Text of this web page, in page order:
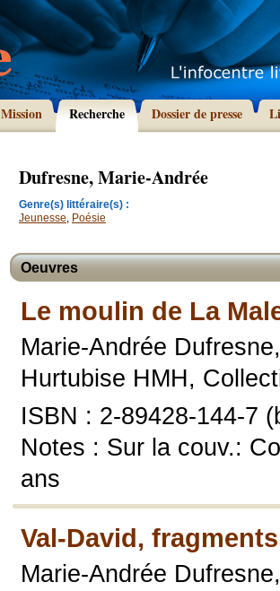
Mission Recherche Dossier de presse
Dufresne, Marie-Andrée
Genre(s) littéraire(s) :
Jeunesse, Poésie
Oeuvres
Le moulin de La
Marie-Andrée
Hurtubise HMH,
ISBN : 2-89428-144-7
Notes : Sur la couv.:
ans
Val-David,
Marie-Andrée